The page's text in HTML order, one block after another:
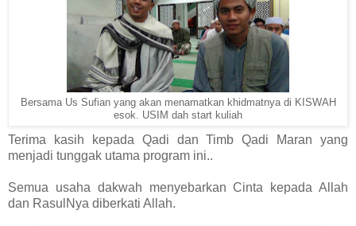
Bersama Us Sufian yang akan menamatkan khidmatnya di KISWAH
esok. USIM dah start kuliah
Terima kasih kepada Qadi dan Timb Qadi Maran yang
menjadi tunggak utama program ini..
Semua usaha dakwah menyebarkan Cinta kepada Allah
dan RasulNya diberkati Allah.